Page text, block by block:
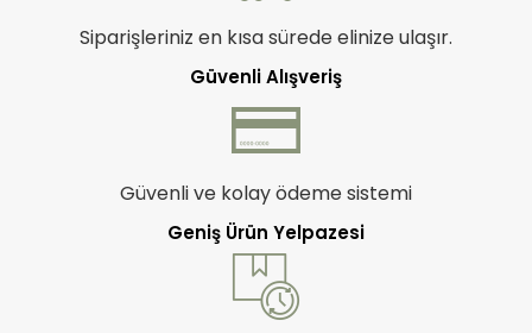
Siparişleriniz en kısa sürede elinize ulaşır.
Güvenli Alışveriş
Güvenli ve kolay ödeme sistemi
Geniş Ürün Yelpazesi